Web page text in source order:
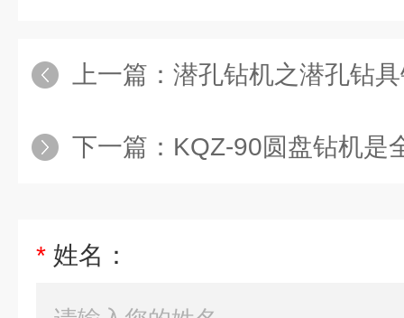
上一篇： 潜孔钻机之潜孔钻具
下一篇： KQZ-90圆盘钻机是全气
* 姓名：